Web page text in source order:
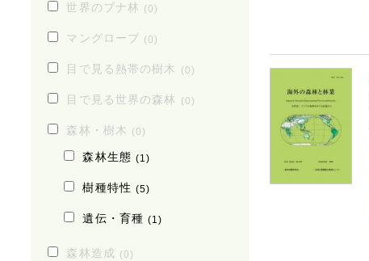
世界のブナ林 (0)
マングローブ (0)
目で見る熱帯の樹木 (0)
目で見る世界の森林 (0)
森林・樹木 (0)
森林生態 (1)
樹種特性 (5)
遺伝・育種 (1)
森林造成 (0)